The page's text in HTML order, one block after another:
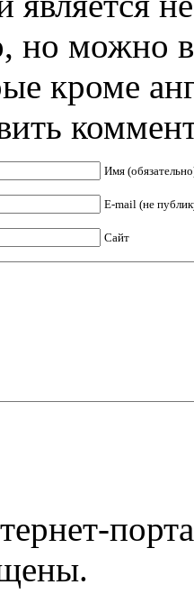
но можно
кроме
Имя
E-mail (не
Сайт